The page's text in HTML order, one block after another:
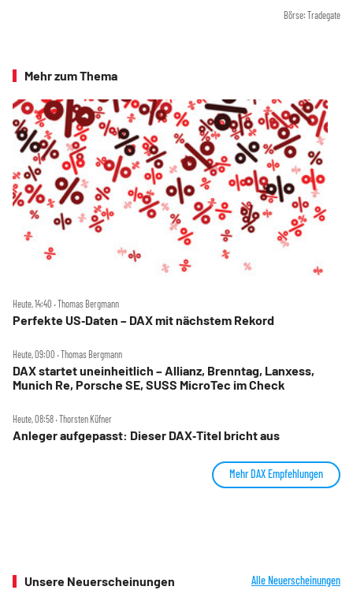
Börse: Tradegate
Mehr zum Thema
Heute, 14:40 ‧ Thomas Bergmann
Perfekte US‑Daten – DAX mit nächstem Rekord
Heute, 09:00 ‧ Thomas Bergmann
DAX startet uneinheitlich – Allianz, Brenntag, Lanxess,
Munich Re, Porsche SE, SUSS MicroTec im Check
Heute, 08:58 ‧ Thorsten Küfner
Anleger aufgepasst: Dieser DAX‑Titel bricht aus
Mehr DAX Empfehlungen
Unsere Neuerscheinungen Alle Neuerscheinungen